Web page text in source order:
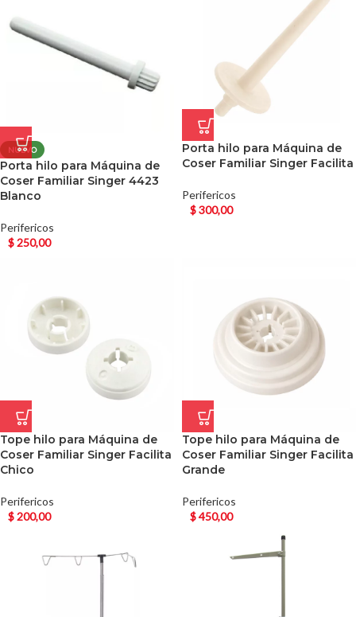
NUEVO
Porta hilo para Máquina de
Coser Familiar Singer 4423
Blanco
Perifericos
$250,00
Porta hilo para Máquina de
Coser Familiar Singer Facilita
Perifericos
$300,00
Tope hilo para Máquina de
Coser Familiar Singer Facilita
Chico
Perifericos
$200,00
Tope hilo para Máquina de
Coser Familiar Singer Facilita
Grande
Perifericos
$450,00